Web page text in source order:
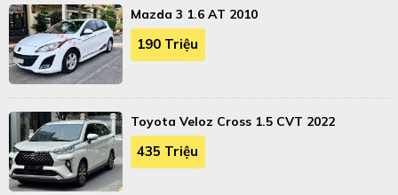
Mazda 3 1.6 AT 2010
190 Triệu
Toyota Veloz Cross 1.5 CVT 2022
435 Triệu